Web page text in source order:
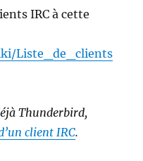
IRC à cette
Liste_de_clients
Thunderbird,
client IRC.